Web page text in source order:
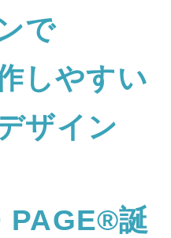
で
しやすい
ザイン
PAGE®誕